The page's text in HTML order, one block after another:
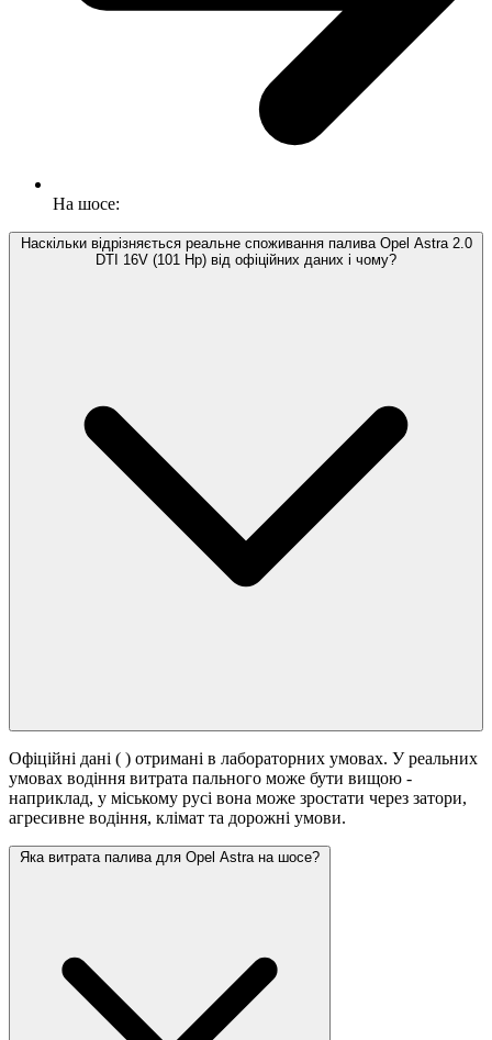
На шосе:
Наскільки відрізняється реальне споживання палива Opel Astra 2.0
DTI 16V (101 Hp) від офіційних даних і чому?
Офіційні дані ( ) отримані в лабораторних умовах. У реальних
умовах водіння витрата пального може бути вищою -
наприклад, у міському русі вона може зростати через затори,
агресивне водіння, клімат та дорожні умови.
Яка витрата палива для Opel Astra на шосе?